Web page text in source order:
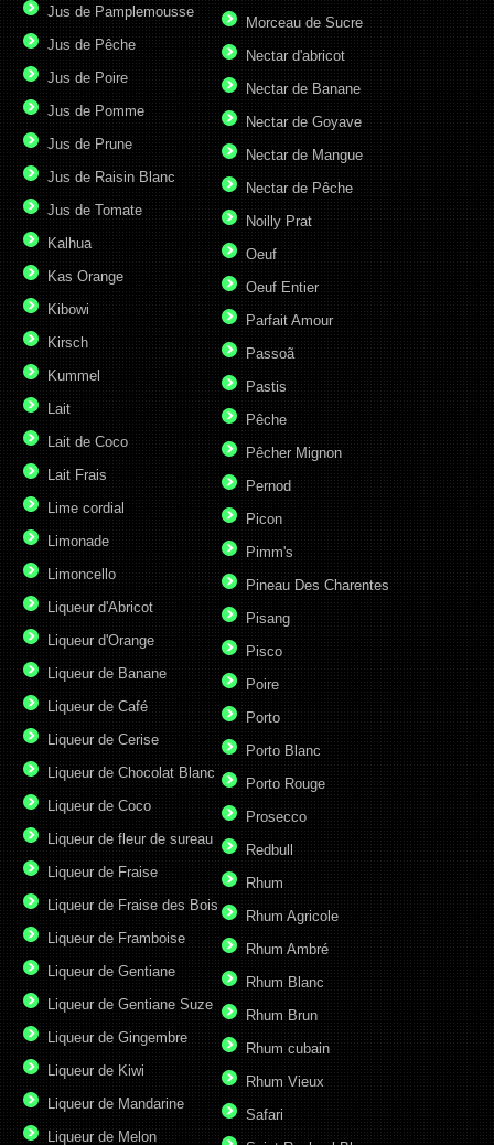
Jus de Pamplemousse
Jus de Pêche
Jus de Poire
Jus de Pomme
Jus de Prune
Jus de Raisin Blanc
Jus de Tomate
Kalhua
Kas Orange
Kibowi
Kirsch
Kummel
Lait
Lait de Coco
Lait Frais
Lime cordial
Limonade
Limoncello
Liqueur d'Abricot
Liqueur d'Orange
Liqueur de Banane
Liqueur de Café
Liqueur de Cerise
Liqueur de Chocolat Blanc
Liqueur de Coco
Liqueur de fleur de sureau
Liqueur de Fraise
Liqueur de Fraise des Bois
Liqueur de Framboise
Liqueur de Gentiane
Liqueur de Gentiane Suze
Liqueur de Gingembre
Liqueur de Kiwi
Liqueur de Mandarine
Liqueur de Melon
Morceau de Sucre
Nectar d'abricot
Nectar de Banane
Nectar de Goyave
Nectar de Mangue
Nectar de Pêche
Noilly Prat
Oeuf
Oeuf Entier
Parfait Amour
Passoã
Pastis
Pêche
Pêcher Mignon
Pernod
Picon
Pimm's
Pineau Des Charentes
Pisang
Pisco
Poire
Porto
Porto Blanc
Porto Rouge
Prosecco
Redbull
Rhum
Rhum Agricole
Rhum Ambré
Rhum Blanc
Rhum Brun
Rhum cubain
Rhum Vieux
Safari